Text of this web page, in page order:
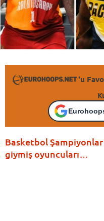
'u
Basketbol
giymiş oyuncuları…